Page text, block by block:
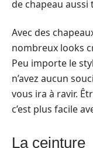
de chapeau aussi
Avec des
nombreux looks
Peu importe le
n’avez aucun
vous ira à ravir.
c’est plus facile
La ceinture